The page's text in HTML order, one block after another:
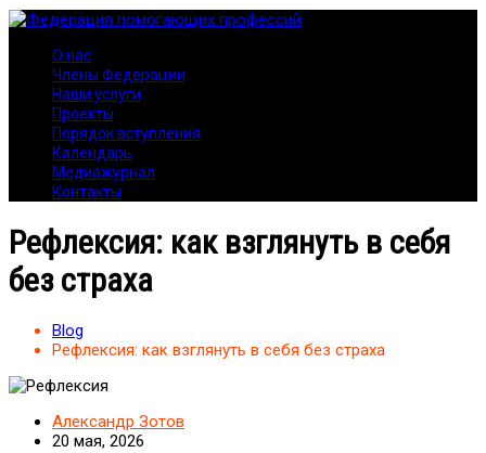
О нас
Члены Федерации
Наши услуги
Проекты
Порядок вступления
Календарь
Медиажурнал
Контакты
Рефлексия: как взглянуть в себя
без страха
Blog
Рефлексия: как взглянуть в себя без страха
Александр Зотов
20 мая, 2026